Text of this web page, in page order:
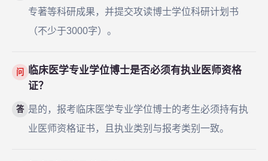
专著等科研成果，并提交攻读博士学位科研计划书
（不少于3000字）。
问
临床医学专业学位博士是否必须有执业医师资格
证？
答 是的，报考临床医学专业学位博士的考生必须持有执
业医师资格证书，且执业类别与报考类别一致。